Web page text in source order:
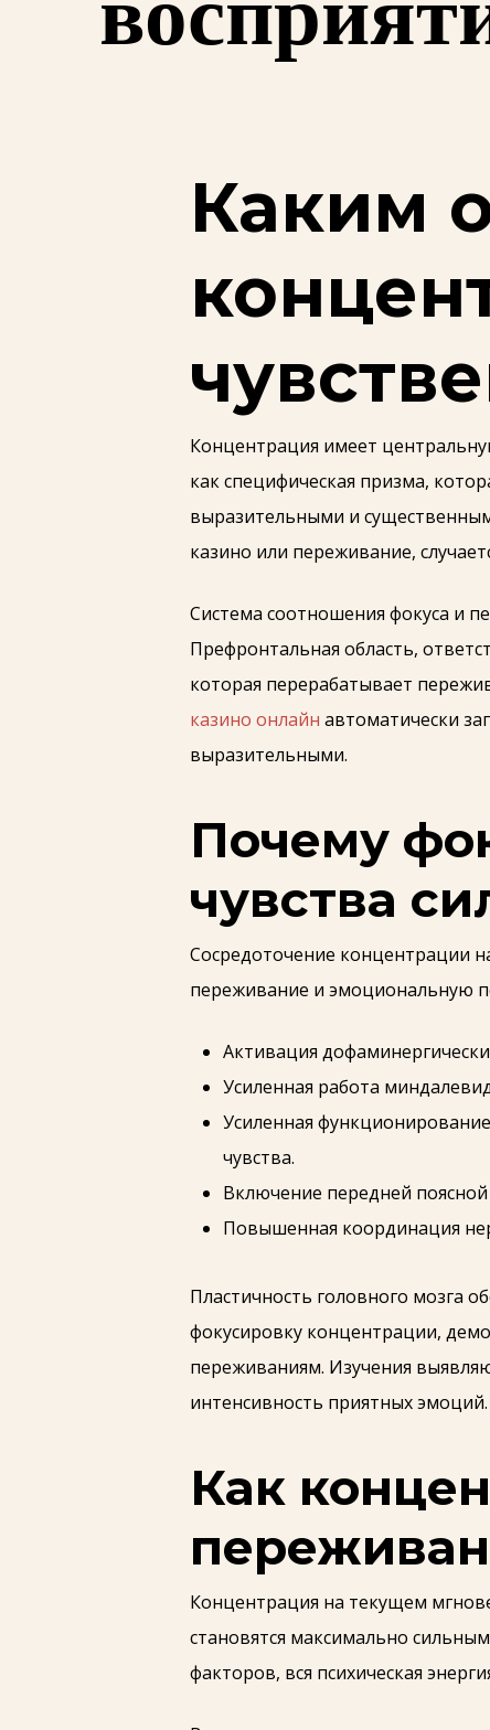
Каким
Концентрация имеет
как специфическая призма,
выразительными и
казино или переживание,
Система соотношения фокуса и
Префронтальная область,
которая перерабатывает
казино онлайн автоматически
выразительными.
Почему
чувства
Сосредоточение концентрации
переживание и эмоциональную
Активация
Усиленная работа
Усиленная
чувства.
Включение передней
Повышенная координация
Пластичность головного мозга
фокусировку концентрации,
переживаниям. Изучения
интенсивность приятных эмоций.
Как
Концентрация на текущем
становятся максимально
факторов, вся психическая